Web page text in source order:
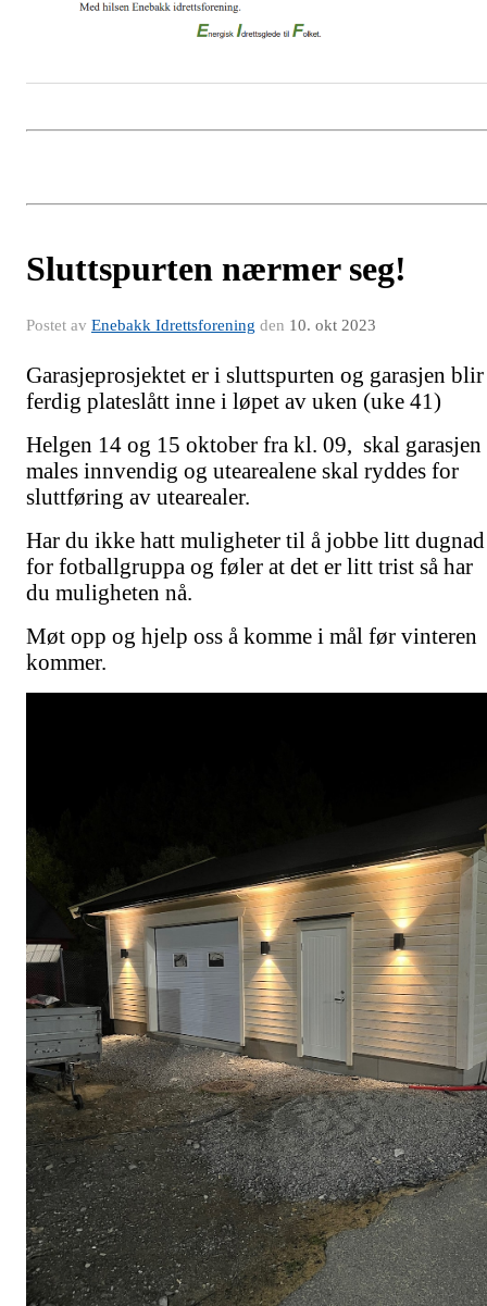
Sluttspurten nærmer seg!
Postet av Enebakk Idrettsforening den 10. okt 2023
Garasjeprosjektet er i sluttspurten og garasjen blir
ferdig plateslått inne i løpet av uken (uke 41)
Helgen 14 og 15 oktober fra kl. 09, skal garasjen
males innvendig og utearealene skal ryddes for
sluttføring av utearealer.
Har du ikke hatt muligheter til å jobbe litt dugnad
for fotballgruppa og føler at det er litt trist så har
du muligheten nå.
Møt opp og hjelp oss å komme i mål før vinteren
kommer.